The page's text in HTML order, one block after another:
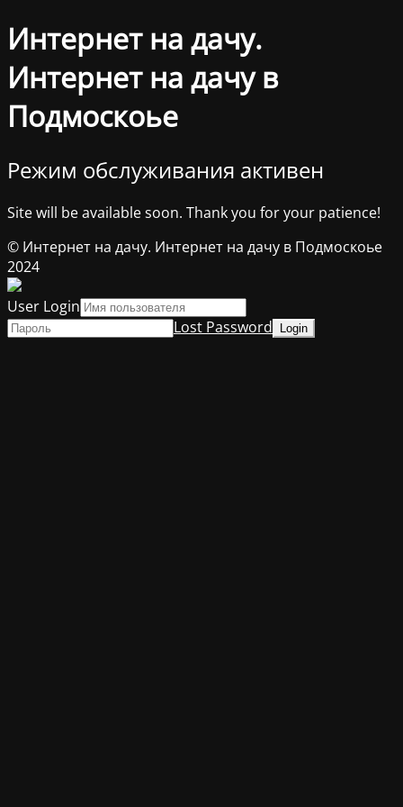
Интернет на дачу.
Интернет на дачу в
Подмоскоье
Режим обслуживания активен
Site will be available soon. Thank you for your patience!
© Интернет на дачу. Интернет на дачу в Подмоскоье
2024
User Login
Lost Password